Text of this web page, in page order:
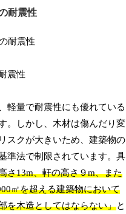
耐震性
震性
軽量で耐震性にも優れている
。しかし、木材は傷んだり変
スクが大きいため、建築物の
準法で制限されています。具
さ13m、軒の高さ９m、また
㎡を超える建築物において
を木造としてはならない」と